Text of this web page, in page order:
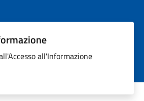
all'Informazione